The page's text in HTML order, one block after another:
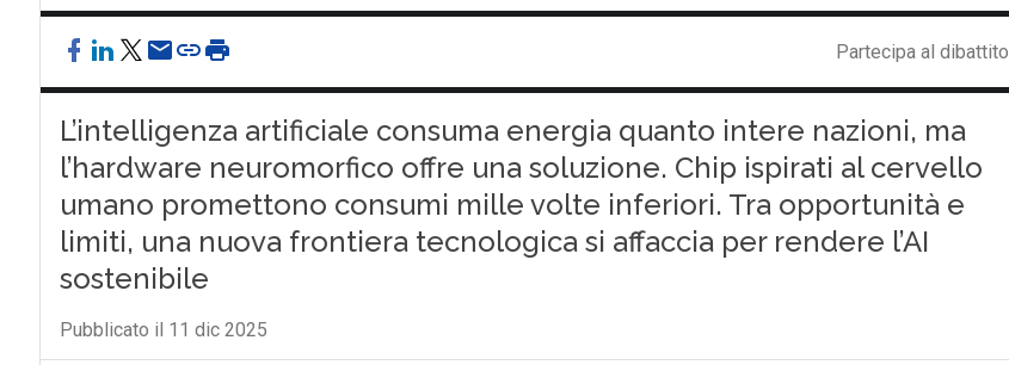
Partecipa al dibattito
L’intelligenza artificiale consuma energia quanto intere nazioni, ma
l’hardware neuromorfico offre una soluzione. Chip ispirati al cervello
umano promettono consumi mille volte inferiori. Tra opportunità e
limiti, una nuova frontiera tecnologica si affaccia per rendere l’AI
sostenibile
Pubblicato il 11 dic 2025